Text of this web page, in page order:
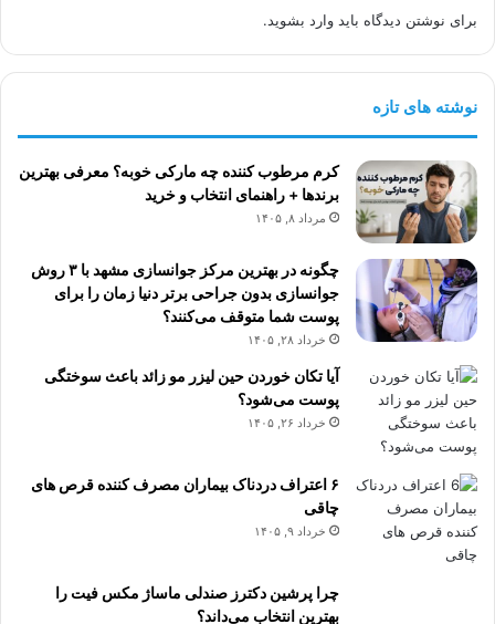
برای نوشتن دیدگاه باید وارد بشوید.
نوشته های تازه
کرم مرطوب کننده چه مارکی خوبه؟ معرفی بهترین
برندها + راهنمای انتخاب و خرید
مرداد ۸, ۱۴۰۵
چگونه در بهترین مرکز جوانسازی مشهد با ۳ روش
جوانسازی بدون جراحی برتر دنیا زمان را برای
پوست شما متوقف می‌کنند؟
خرداد ۲۸, ۱۴۰۵
آیا تکان خوردن حین لیزر مو زائد باعث سوختگی
پوست می‌شود؟
خرداد ۲۶, ۱۴۰۵
۶ اعتراف دردناک بیماران مصرف کننده قرص های
چاقی
خرداد ۹, ۱۴۰۵
چرا پرشین دکترز صندلی ماساژ مکس فیت را
بهترین انتخاب می‌داند؟